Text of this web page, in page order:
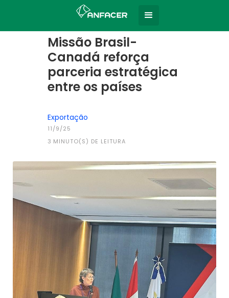
Todas as notícias
Missão Brasil-
Canadá reforça
parceria estratégica
entre os países
Exportação
11/9/25
3 MINUTO(S) DE LEITURA